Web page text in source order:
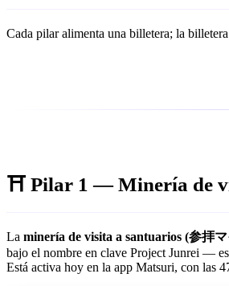
Cada pilar alimenta una billetera; la
⛩️ Pilar 1 — Minería de
La minería de visita a santuarios (参拝
bajo el nombre en clave Project Junrei —
Está activa hoy en la app Matsuri, con las